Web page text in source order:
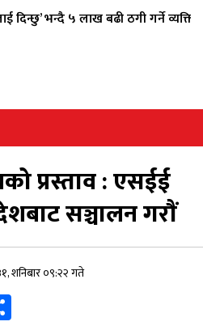
दिन्छु’ भन्दै ५ लाख बढी ठगी गर्ने व्यक्ति
प्रस्ताव : एसईई
सञ्चालन गराैं
शनिबार ०९:२२ गते